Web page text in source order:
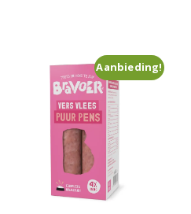
Aanbieding!